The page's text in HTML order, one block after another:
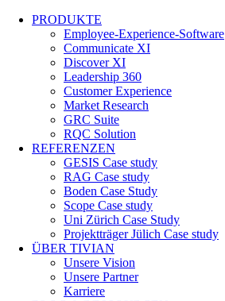
PRODUKTE
Employee-Experience-Software
Communicate XI
Discover XI
Leadership 360
Customer Experience
Market Research
GRC Suite
RQC Solution
REFERENZEN
GESIS Case study
RAG Case study
Boden Case Study
Scope Case study
Uni Zürich Case Study
Projektträger Jülich Case study
ÜBER TIVIAN
Unsere Vision
Unsere Partner
Karriere